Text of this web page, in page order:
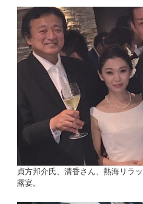
貞方邦介氏、清香さん、熱海リラ
露宴。